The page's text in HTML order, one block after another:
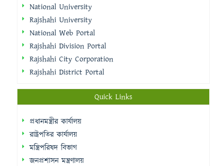
National University
Rajshahi University
National Web Portal
Rajshahi Division Portal
Rajshahi City Corporation
Rajshahi District Portal
Quick Links
প্রধানমন্ত্রীর কার্যালয়
রাষ্ট্রপতির কার্যালয়
মন্ত্রিপরিষদ বিভাগ
জনপ্রশাসন মন্ত্রণালয়